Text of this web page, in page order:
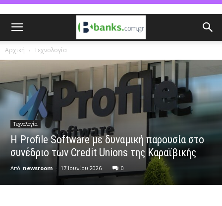
Αρχική Τεχνολογία
Τεχνολογία
Η Profile Software με δυναμική παρουσία στο
συνέδριο των Credit Unions της Καραϊβικής
Από newsroom - 17 Ιουνίου 2026 0